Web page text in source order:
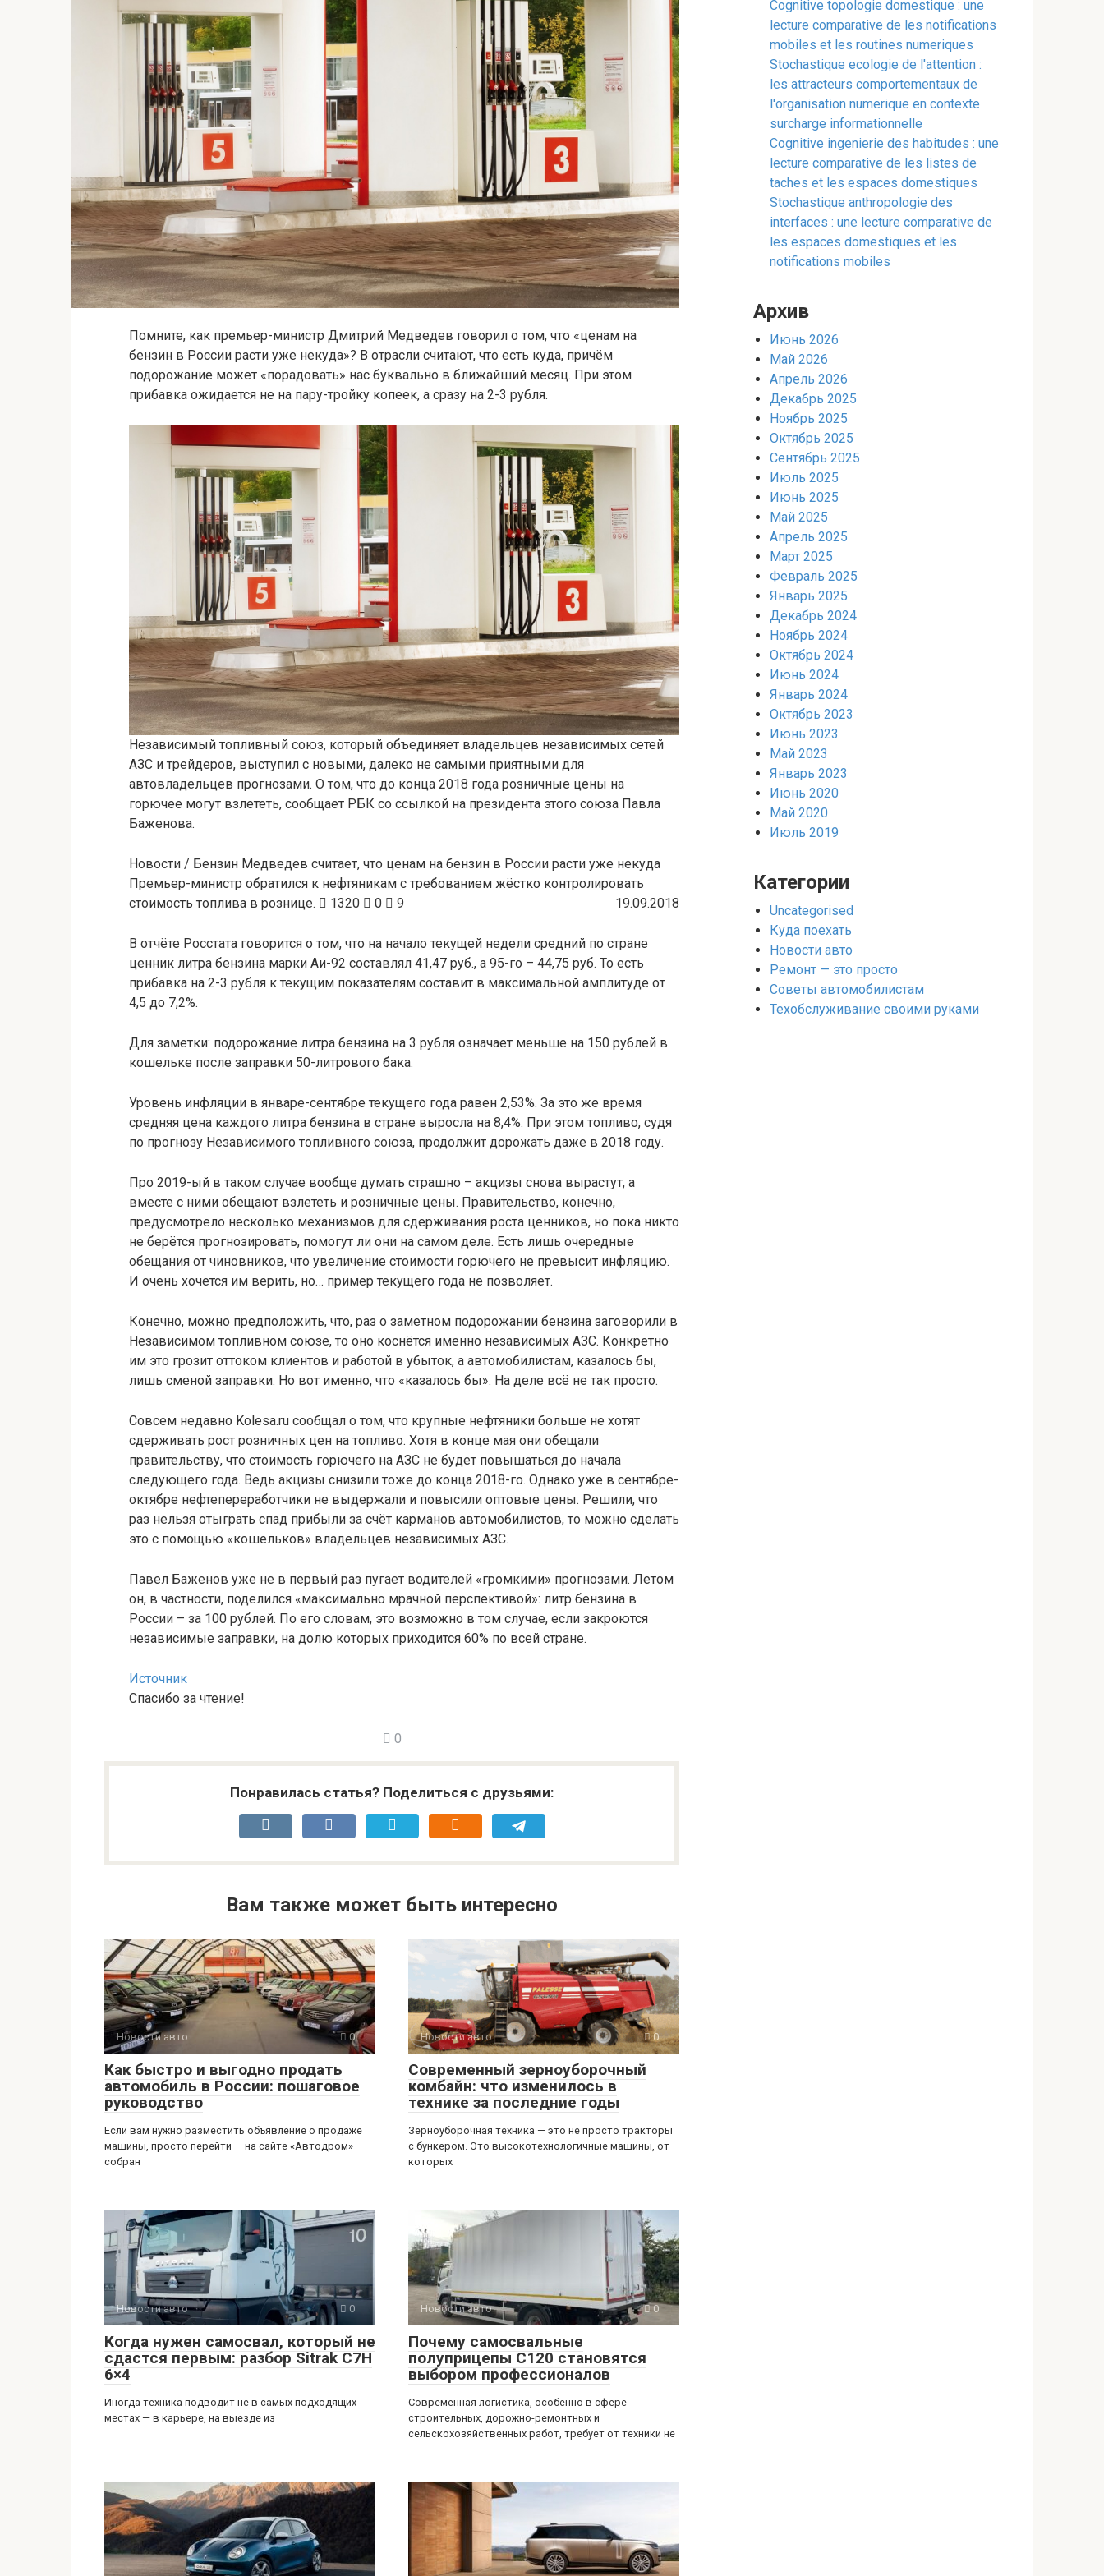
Помните, как премьер-министр Дмитрий Медведев говорил о том, что «ценам на
бензин в России расти уже некуда»? В отрасли считают, что есть куда, причём
подорожание может «порадовать» нас буквально в ближайший месяц. При этом
прибавка ожидается не на пару-тройку копеек, а сразу на 2-3 рубля.
Независимый топливный союз, который объединяет владельцев независимых сетей
АЗС и трейдеров, выступил с новыми, далеко не самыми приятными для
автовладельцев прогнозами. О том, что до конца 2018 года розничные цены на
горючее могут взлететь, сообщает РБК со ссылкой на президента этого союза Павла
Баженова.
Новости / Бензин Медведев считает, что ценам на бензин в России расти уже некуда
Премьер-министр обратился к нефтяникам с требованием жёстко контролировать
стоимость топлива в рознице.
1320 0 9 19.09.2018
В отчёте Росстата говорится о том, что на начало текущей недели средний по стране
ценник литра бензина марки Аи-92 составлял 41,47 руб., а 95-го – 44,75 руб. То есть
прибавка на 2-3 рубля к текущим показателям составит в максимальной амплитуде от
4,5 до 7,2%.
Для заметки: подорожание литра бензина на 3 рубля означает меньше на 150 рублей в
кошельке после заправки 50-литрового бака.
Уровень инфляции в январе-сентябре текущего года равен 2,53%. За это же время
средняя цена каждого литра бензина в стране выросла на 8,4%. При этом топливо, судя
по прогнозу Независимого топливного союза, продолжит дорожать даже в 2018 году.
Про 2019-ый в таком случае вообще думать страшно – акцизы снова вырастут, а
вместе с ними обещают взлететь и розничные цены. Правительство, конечно,
предусмотрело несколько механизмов для сдерживания роста ценников, но пока никто
не берётся прогнозировать, помогут ли они на самом деле. Есть лишь очередные
обещания от чиновников, что увеличение стоимости горючего не превысит инфляцию.
И очень хочется им верить, но… пример текущего года не позволяет.
Конечно, можно предположить, что, раз о заметном подорожании бензина заговорили в
Независимом топливном союзе, то оно коснётся именно независимых АЗС. Конкретно
им это грозит оттоком клиентов и работой в убыток, а автомобилистам, казалось бы,
лишь сменой заправки. Но вот именно, что «казалось бы». На деле всё не так просто.
Совсем недавно Kolesa.ru сообщал о том, что крупные нефтяники больше не хотят
сдерживать рост розничных цен на топливо. Хотя в конце мая они обещали
правительству, что стоимость горючего на АЗС не будет повышаться до начала
следующего года. Ведь акцизы снизили тоже до конца 2018-го. Однако уже в сентябре-
октябре нефтепереработчики не выдержали и повысили оптовые цены. Решили, что
раз нельзя отыграть спад прибыли за счёт карманов автомобилистов, то можно сделать
это с помощью «кошельков» владельцев независимых АЗС.
Павел Баженов уже не в первый раз пугает водителей «громкими» прогнозами. Летом
он, в частности, поделился «максимально мрачной перспективой»: литр бензина в
России – за 100 рублей. По его словам, это возможно в том случае, если закроются
независимые заправки, на долю которых приходится 60% по всей стране.
Источник
Спасибо за чтение!
0
Понравилась статья? Поделиться с друзьями:
Вам также может быть интересно
Новости авто 0
Как быстро и выгодно продать
автомобиль в России: пошаговое
руководство
Если вам нужно разместить объявление о продаже
машины, просто перейти — на сайте «Автодром»
собран
Новости авто 0
Современный зерноуборочный
комбайн: что изменилось в
технике за последние годы
Зерноуборочная техника — это не просто тракторы
с бункером. Это высокотехнологичные машины, от
которых
Новости авто 0
Когда нужен самосвал, который не
сдастся первым: разбор Sitrak C7H
6×4
Иногда техника подводит не в самых подходящих
местах — в карьере, на выезде из
Новости авто 0
Почему самосвальные
полуприцепы C120 становятся
выбором профессионалов
Современная логистика, особенно в сфере
строительных, дорожно-ремонтных и
сельскохозяйственных работ, требует от техники не
Cognitive topologie domestique : une
lecture comparative de les notifications
mobiles et les routines numeriques
Stochastique ecologie de l'attention :
les attracteurs comportementaux de
l'organisation numerique en contexte
surcharge informationnelle
Cognitive ingenierie des habitudes : une
lecture comparative de les listes de
taches et les espaces domestiques
Stochastique anthropologie des
interfaces : une lecture comparative de
les espaces domestiques et les
notifications mobiles
Архив
Июнь 2026
Май 2026
Апрель 2026
Декабрь 2025
Ноябрь 2025
Октябрь 2025
Сентябрь 2025
Июль 2025
Июнь 2025
Май 2025
Апрель 2025
Март 2025
Февраль 2025
Январь 2025
Декабрь 2024
Ноябрь 2024
Октябрь 2024
Июнь 2024
Январь 2024
Октябрь 2023
Июнь 2023
Май 2023
Январь 2023
Июнь 2020
Май 2020
Июль 2019
Категории
Uncategorised
Куда поехать
Новости авто
Ремонт — это просто
Советы автомобилистам
Техобслуживание своими руками